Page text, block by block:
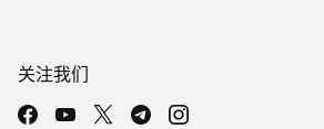
关注我们